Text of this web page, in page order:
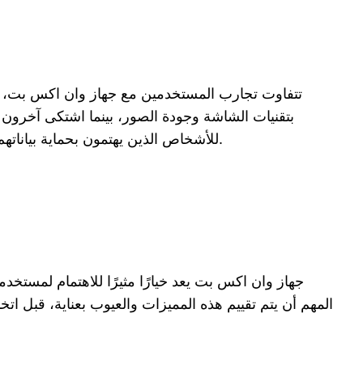
تتفاوت تجارب المستخدمين مع جهاز وان اكس بت،
بتقنيات الشاشة وجودة الصور، بينما اشتكى آخرون
للأشخاص الذين يهتمون بحماية بياناتهم. من المهم أن يتمكن المستخدم من تقييم احتياجاته الخاصة قبل اتخاذ قرار الشراء، حيث أن ما يناسب شخصًا قد لا يناسب آخر.
جهاز وان اكس بت يعد خيارًا مثيرًا للاهتمام
المهم أن يتم تقييم هذه المميزات والعيوب بعناية،